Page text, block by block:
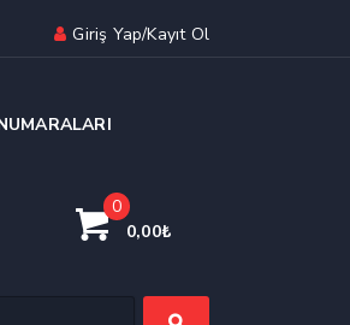
Giriş Yap/Kayıt Ol
0
0,00₺